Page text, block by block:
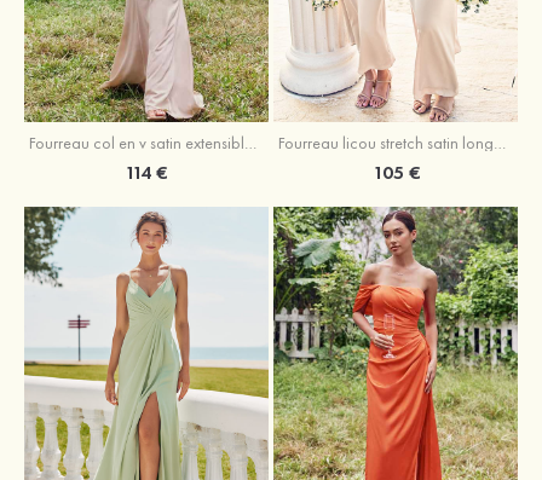
Fourreau col en v satin extensible ras du sol robe de demoiselle d'honneur
114 €
Fourreau licou stretch satin longueur cheville robe de demoiselle d'honneur
105 €